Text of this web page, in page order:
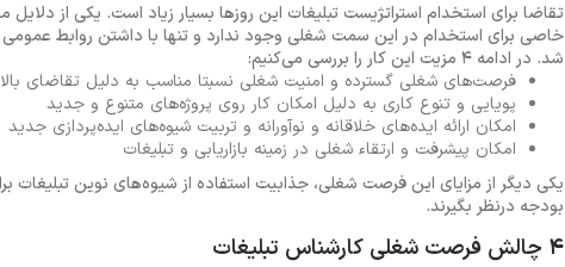
تقاضا برای استخدام استراتژیست تبلیغات این روزها بسیار زیاد است. یکی از
خاصی برای استخدام در این سمت شغلی وجود ندارد و تنها با داشتن روابط عمومی
شد. در ادامه 4 مزیت این کار را بررسی می‌کنیم:
فرصت‌های شغلی گسترده و امنیت شغلی نسبتا مناسب به دلیل تقاضای بالا
پویایی و تنوع کاری به دلیل امکان کار روی پروژه‌های متنوع و جدید
امکان ارائه ایده‌های خلاقانه و نوآورانه و تربیت شیوه‌های ایده‌پردازی جدید
امکان پیشرفت و ارتقاء شغلی در زمینه بازاریابی و تبلیغات
یکی دیگر از مزایای این فرصت شغلی، جذابیت استفاده از شیوه‌های نوین
بودجه‌ درنظر بگیرند.
4 چالش فرصت شغلی کارشناس تبلیغات